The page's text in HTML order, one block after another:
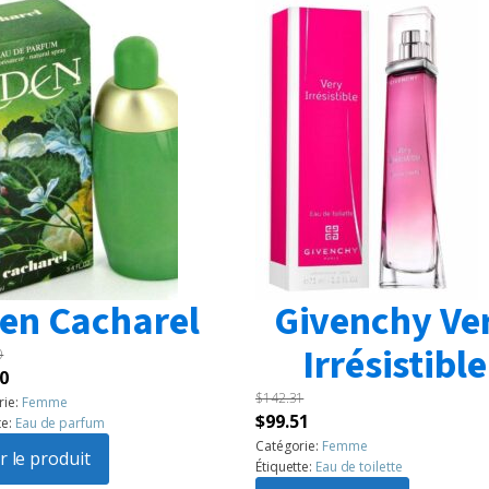
Cacharel
Le
prix
actuel
est :
Femme
Eau de parfum
le produit
Givenchy
Irrésistible
$142.31
Le
prix
initial
$99.51
prix
actuel
Catégorie: Femme
Étiquette: Eau de toilette